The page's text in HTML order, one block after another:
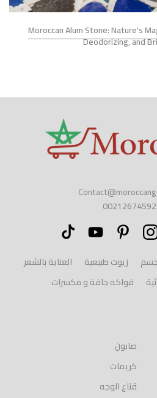
Moroccan Alum Stone: Nature's
Deodorizing, and
زيوت طبيعية
العناية بالشعر
فواكه جافة و مكسرات
صابون
كريمات
قناع الوجه